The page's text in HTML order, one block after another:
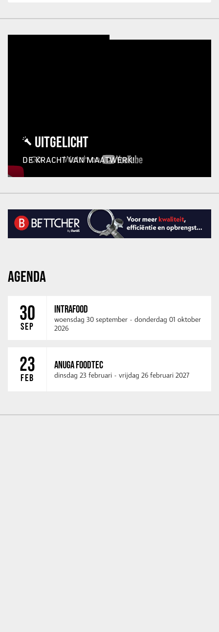
UITGELICHT
DE KRACHT VAN MAATWERK!
AGENDA
30
SEP
INTRAFOOD
woensdag 30 september - donderdag 01 oktober
2026
23
FEB
ANUGA FOODTEC
dinsdag 23 februari - vrijdag 26 februari 2027